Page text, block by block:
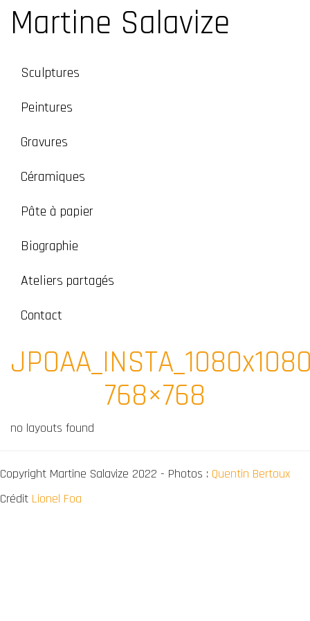
Martine Salavize
Sculptures
Peintures
Gravures
Céramiques
Pâte à papier
Biographie
Ateliers partagés
Contact
768×768
no layouts found
Copyright Martine Salavize 2022 - Photos : Quentin Bertoux
Crédit Lionel Foa